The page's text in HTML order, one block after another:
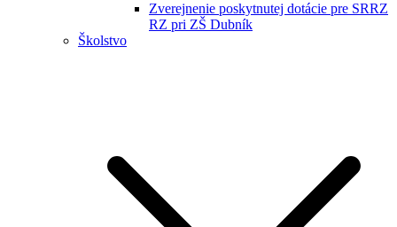
Zverejnenie poskytnutej dotácie pre SRRZ
RZ pri ZŠ Dubník
Školstvo